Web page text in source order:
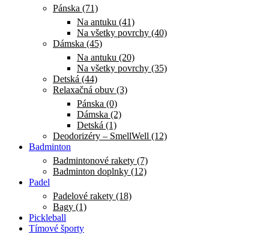
Pánska (71)
Na antuku (41)
Na všetky povrchy (40)
Dámska (45)
Na antuku (20)
Na všetky povrchy (35)
Detská (44)
Relaxačná obuv (3)
Pánska (0)
Dámska (2)
Detská (1)
Deodorizéry – SmellWell (12)
Badminton
Badmintonové rakety (7)
Badminton doplnky (12)
Padel
Padelové rakety (18)
Bagy (1)
Pickleball
Tímové športy